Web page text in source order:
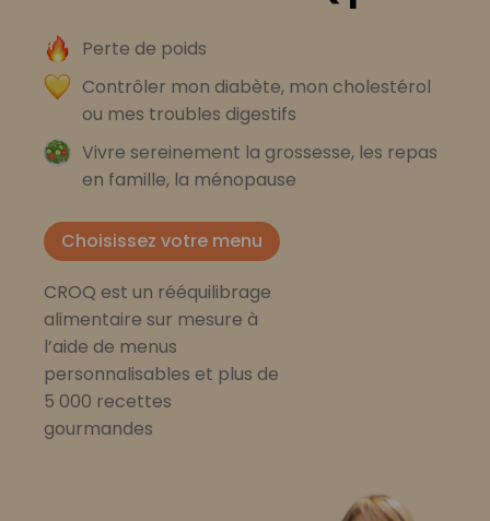
Perte de poids
Contrôler mon diabète, mon cholestérol
ou mes troubles digestifs
Vivre sereinement la grossesse, les repas
en famille, la ménopause
Choisissez votre menu
CROQ est un rééquilibrage
alimentaire sur mesure à
l’aide de menus
personnalisables et plus de
5 000 recettes
gourmandes